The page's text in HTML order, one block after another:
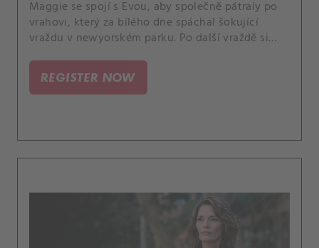
Maggie se spojí s Evou, aby společně pátraly po
vrahovi, který za bílého dne spáchal šokující
vraždu v newyorském parku. Po další vraždě si
otázka: „Kdo je na něm a kdo bude další?“.
REGISTER NOW